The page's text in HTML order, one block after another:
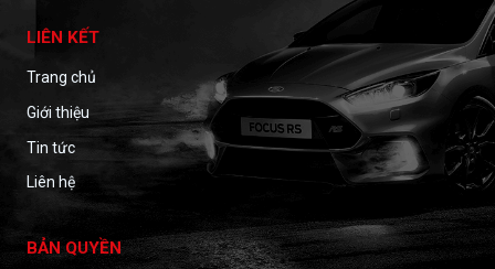
LIÊN KẾT
Trang chủ
Giới thiệu
Tin tức
Liên hệ
BẢN QUYỀN